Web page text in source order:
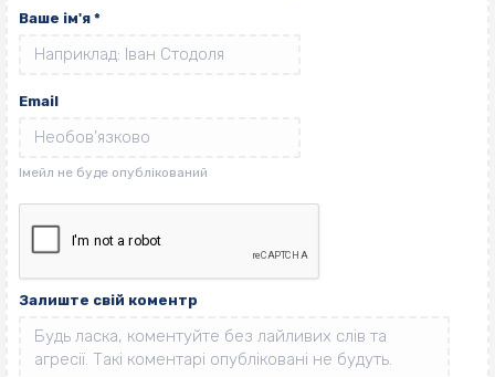
Ваше ім'я *
Email
Залиште свій коментр